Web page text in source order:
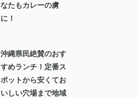
なたもカレーの虜
に！
沖縄県民絶賛のおす
すめランチ！定番ス
ポットから安くてお
いしい穴場まで地域